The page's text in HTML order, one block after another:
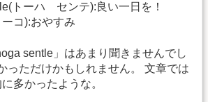
トーハ センテ):良い一日を！
コ):おやすみ
sentle」はあまり聞きませんでし
っただけかもしれません。 文章では
多かったような。